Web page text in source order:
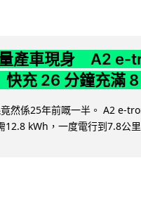
產車現身 A2 e-
充 26 分鐘充滿 8
然係25年前嘅一半。 A2 e-
12.8 kWh，一度電行到7.8公